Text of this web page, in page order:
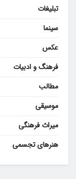
تبلیغات
سینما
عکس
فرهنگ و ادبیات
مطالب
موسیقی
میراث فرهنگی
هنرهای تجسمی